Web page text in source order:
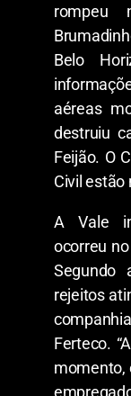
rompeu
Belo
aéreas
destruiu
Feijão. O
Civil estão
A Vale
ocorreu
Segundo
rejeitos
Ferteco.
momento,